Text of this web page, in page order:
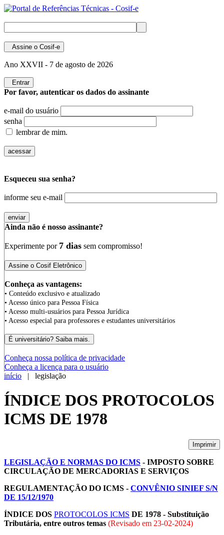
Assine o Cosif-e
Ano XXVII - 7 de agosto de 2026
Entrar
Por favor, autenticar os dados do assinante
e-mail do usuário
senha
lembrar de mim.
Esqueceu sua senha?
informe seu e-mail
Ainda não é nosso assinante?
Experimente por 7 dias sem compromisso!
Conheça as vantagens:
• Conteúdo exclusivo e atualizado
• Acesso único para Pessoa Física
• Acesso multi-usuários para Pessoa Jurídica
• Acesso especial para professores e estudantes universitários
Conheça nossa política de privacidade
Conheça a licença para o usuário
início | legislação
ÍNDICE DOS PROTOCOLOS
ICMS DE 1978
Imprimir
LEGISLAÇÃO E NORMAS DO ICMS - IMPOSTO SOBRE
CIRCULAÇÃO DE MERCADORIAS E SERVIÇOS
REGULAMENTAÇÃO DO ICMS - CONVÊNIO SINIEF S/N
DE 15/12/1970
ÍNDICE DOS PROTOCOLOS ICMS DE 1978 - Substituição
Tributária, entre outros temas (Revisado em 23-02-2024)